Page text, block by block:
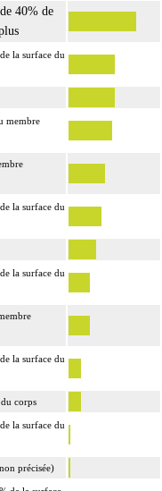
40% de
la surface du
membre
la surface du
la surface du
la surface du
corps
la surface du
précisée)